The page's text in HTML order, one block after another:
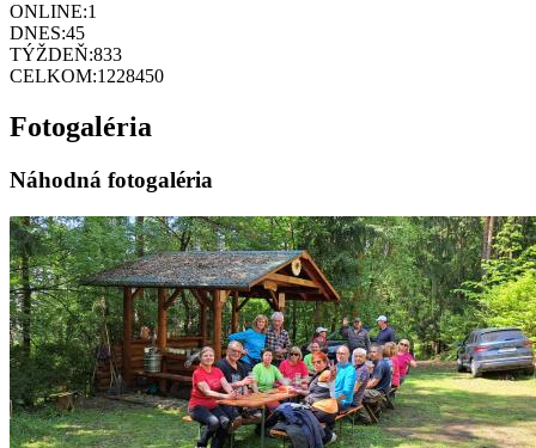
ONLINE:1
DNES:45
TÝŽDEŇ:833
CELKOM:1228450
Fotogaléria
Náhodná fotogaléria